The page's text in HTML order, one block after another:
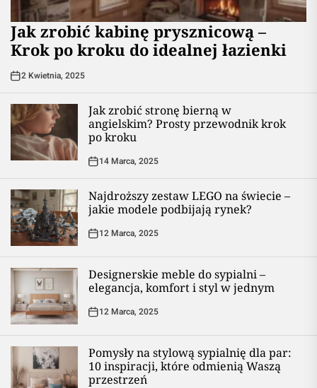
Jak zrobić kabinę prysznicową –
Krok po kroku do idealnej łazienki
2 Kwietnia, 2025
Jak zrobić stronę bierną w
angielskim? Prosty przewodnik krok
po kroku
14 Marca, 2025
Najdroższy zestaw LEGO na świecie –
jakie modele podbijają rynek?
12 Marca, 2025
Designerskie meble do sypialni –
elegancja, komfort i styl w jednym
12 Marca, 2025
Pomysły na stylową sypialnię dla par:
10 inspiracji, które odmienią Waszą
przestrzeń